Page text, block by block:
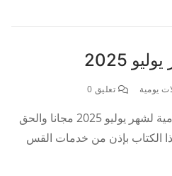
تعليق 0
للتحميل مجانا كتاب تأملات يومية لشهر يوليو 2025 مجانا والحق
الكتاب بإذن من خدمات القس